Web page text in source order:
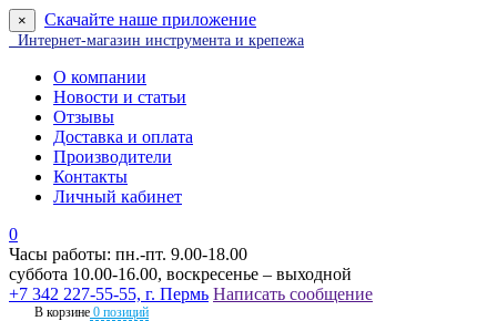
× Скачайте наше приложение
Интернет-магазин инструмента и крепежа
О компании
Новости и статьи
Отзывы
Доставка и оплата
Производители
Контакты
Личный кабинет
0
Часы работы: пн.-пт. 9.00-18.00
суббота 10.00-16.00, воскресенье – выходной
+7 342 227-55-55, г. Пермь Написать сообщение
В корзине 0 позиций